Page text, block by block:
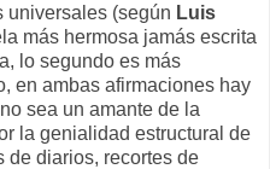
universales (según Luis
más hermosa jamás escrita
lo segundo es más
en ambas afirmaciones hay
sea un amante de la
la genialidad estructural de
de diarios, recortes de